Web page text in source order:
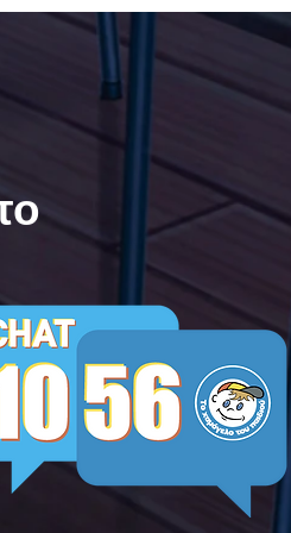
| Μίλα Τώρα. Με σύνθημα
"Μίλα Τώρα" όλα τα σχολεία
της Ελλάδας ενώνουν τις
δυνάμεις τους ενάντια στο
Bullying